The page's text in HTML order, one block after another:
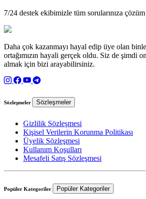
7/24 destek ekibimizle tüm sorularınıza
Daha çok kazanmayı hayal edip üye olan
ortağımızın hayali gerçek oldu. Siz de şimdi
almak için bizi arayabilirsiniz.
Sözleşmeler Sözleşmeler
Gizlilik Sözleşmesi
Kişisel Verilerin Korunma Politikası
Üyelik Sözleşmesi
Kullanım Koşulları
Mesafeli Satış Sözleşmesi
Popüler Kategoriler Popüler Kategoriler